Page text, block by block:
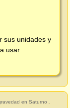
sus unidades y
usar
en Saturno